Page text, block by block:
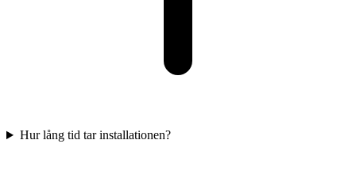
Hur lång tid tar installationen?